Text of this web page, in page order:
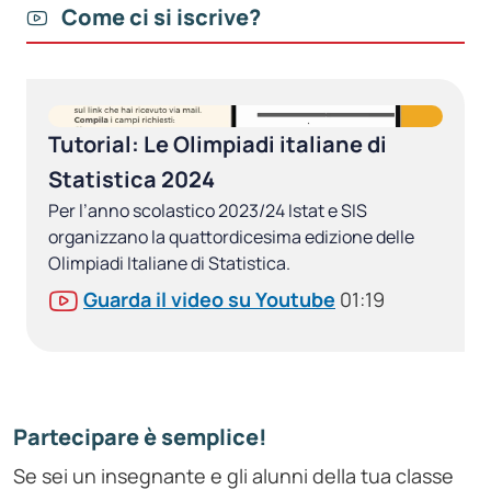
Come ci si iscrive?
Tutorial: Le Olimpiadi italiane di
Statistica 2024
Per l’anno scolastico 2023/24 Istat e SIS
organizzano la quattordicesima edizione delle
Olimpiadi Italiane di Statistica.
Guarda il video su Youtube 01:19
Partecipare è semplice!
Se sei un insegnante e gli alunni della tua classe